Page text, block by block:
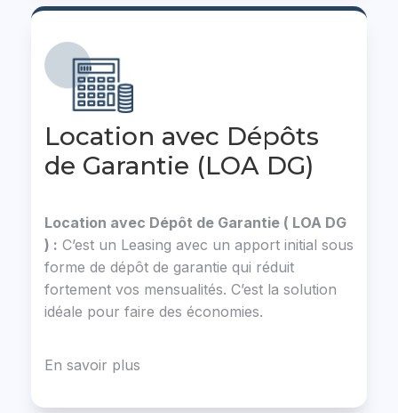
Location avec Dépôts
de Garantie (LOA DG)
Location avec Dépôt de Garantie ( LOA DG
) : C’est un Leasing avec un apport initial sous
forme de dépôt de garantie qui réduit
fortement vos mensualités. C’est la solution
idéale pour faire des économies.
En savoir plus